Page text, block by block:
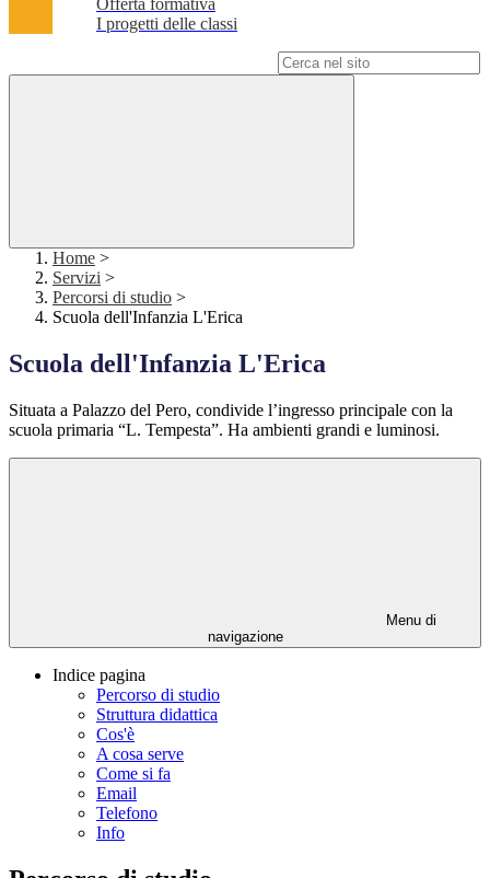
Offerta formativa
I progetti delle classi
Home >
Servizi >
Percorsi di studio >
Scuola dell'Infanzia L'Erica
Scuola dell'Infanzia L'Erica
Situata a Palazzo del Pero, condivide l’ingresso principale con la
scuola primaria “L. Tempesta”. Ha ambienti grandi e luminosi.
Menu di
navigazione
Indice pagina
Percorso di studio
Struttura didattica
Cos'è
A cosa serve
Come si fa
Email
Telefono
Info